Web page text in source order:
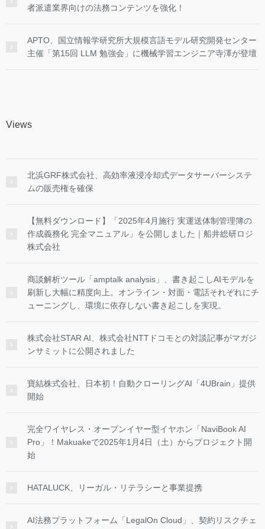
者派遣業界向けの法務コンテンツを強化！
APTO、国立情報学研究所大規模言語モデル研究開発センター
主催「第15回 LLM 勉強会」に機械学習エンジニア寺澤が登壇
Views
北浜GRF株式会社、高効率液浸冷却式データサーバーシステ
ムの販売権を確保
【無料ダウンロード】「2025年4月施行 実運送体制管理簿の
作成義務化 完全マニュアル」を公開しました｜船井総研ロジ
株式会社
商談解析ツール「amptalk analysis」、書き起こしAIモデルを
刷新し大幅に精度向上。オンライン・対面・電話それぞれにチ
ューニングし、環境に依存しない書き起こしを実現。
株式会社STAR AI、株式会社NTTドコモとの対談記事がマガジ
ンサミットに公開されました
寶結株式会社、日本初！自動クローリングAI「4UBrain」提供
開始
完全ワイヤレス・オープンイヤー型イヤホン「NaviBook AI
Pro」！Makuakeで2025年1月4日（土）からプロジェクト開
始
HATALUCK、リーガル・リテラシーと事業提携
AI法務プラットフォーム「LegalOn Cloud」、契約リスクチェ